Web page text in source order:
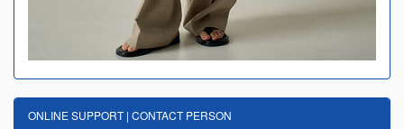
ONLINE SUPPORT | CONTACT PERSON